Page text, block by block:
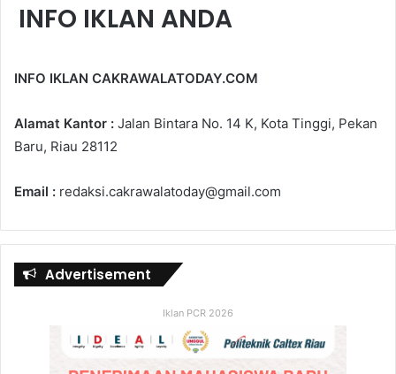
INFO IKLAN ANDA
INFO IKLAN CAKRAWALATODAY.COM
Alamat Kantor : Jalan Bintara No. 14 K, Kota Tinggi, Pekan
Baru, Riau 28112
Email : redaksi.cakrawalatoday@gmail.com
Advertisement
Iklan PCR 2026